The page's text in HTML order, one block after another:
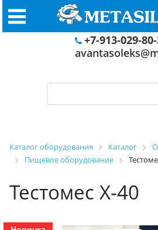
+7-913-029-
Каталог оборудования Каталог
Пищевое оборудование
Тестомес X-40